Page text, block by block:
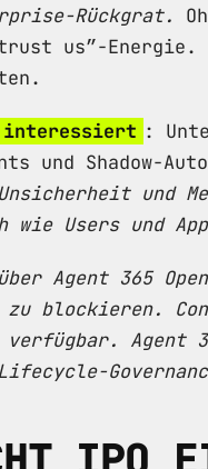
Rückgrat.
us”-
interessiert :
und Shadow-
und
Users und
Agent 365
zu blockieren.
Agent